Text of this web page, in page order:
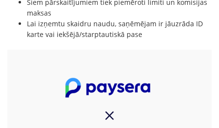
Šiem pārskaitījumiem tiek piemēroti limiti un komisijas
maksas
Lai izņemtu skaidru naudu, saņēmējam ir jāuzrāda ID
karte vai iekšējā/starptautiskā pase